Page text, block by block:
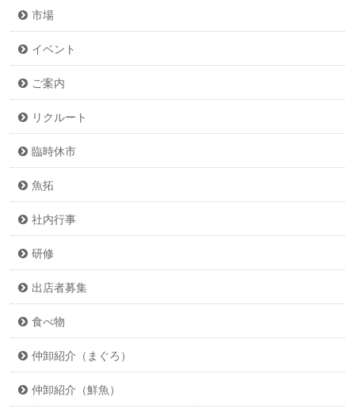
市場
イベント
ご案内
リクルート
臨時休市
魚拓
社内行事
研修
出店者募集
食べ物
仲卸紹介（まぐろ）
仲卸紹介（鮮魚）